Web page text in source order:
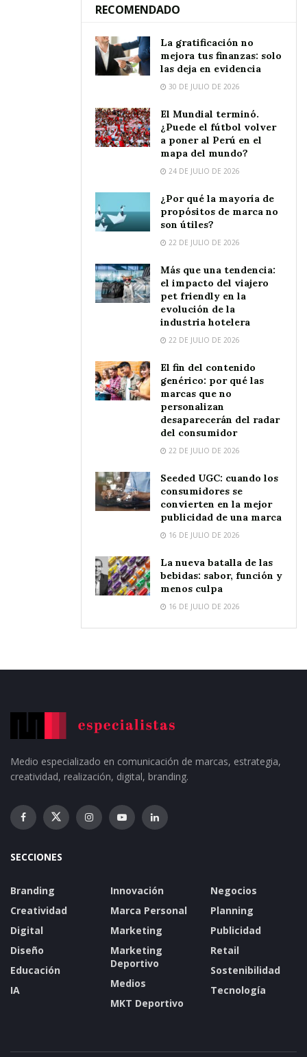
RECOMENDADO
La gratificación no
mejora tus finanzas: solo
las deja en evidencia
30 DE JULIO DE 2026
El Mundial terminó.
¿Puede el fútbol volver
a poner al Perú en el
mapa del mundo?
24 DE JULIO DE 2026
¿Por qué la mayoría de
propósitos de marca no
son útiles?
22 DE JULIO DE 2026
Más que una tendencia:
el impacto del viajero
pet friendly en la
evolución de la
industria hotelera
22 DE JULIO DE 2026
El fin del contenido
genérico: por qué las
marcas que no
personalizan
desaparecerán del radar
del consumidor
22 DE JULIO DE 2026
Seeded UGC: cuando los
consumidores se
convierten en la mejor
publicidad de una marca
16 DE JULIO DE 2026
La nueva batalla de las
bebidas: sabor, función y
menos culpa
16 DE JULIO DE 2026
Medio especializado en comunicación de marcas, estrategia,
creatividad, realización, digital, branding.
SECCIONES
Branding
Creatividad
Digital
Diseño
Educación
IA
Innovación
Marca Personal
Marketing
Marketing
Deportivo
Medios
MKT Deportivo
Negocios
Planning
Publicidad
Retail
Sostenibilidad
Tecnología